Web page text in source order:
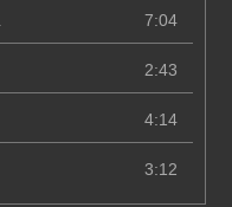
7:04
2:43
4:14
3:12